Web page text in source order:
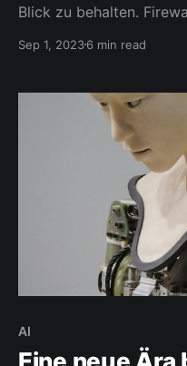
Blick zu behalten.
Devices und die
keinen Fall Angreifern
mich mein SIEM über
Sep 1, 20236 min read
AI